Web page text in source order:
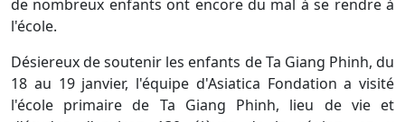
de nombreux enfants ont encore du mal à se rendre à
l'école.
Désiereux de soutenir les enfants de Ta Giang Phinh, du
18 au 19 janvier, l'équipe d'Asiatica Fondation a visité
l'école primaire de Ta Giang Phinh, lieu de vie et